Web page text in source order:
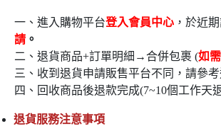
一、進入購物平台登入會員中心 ，於近
請 。
二、退貨商品+訂單明細→合併包裹 (如
三、收到退貨申請販售平台不同，請參
四、回收商品後退款完成(7~10個工作天
退貨服務注意事項